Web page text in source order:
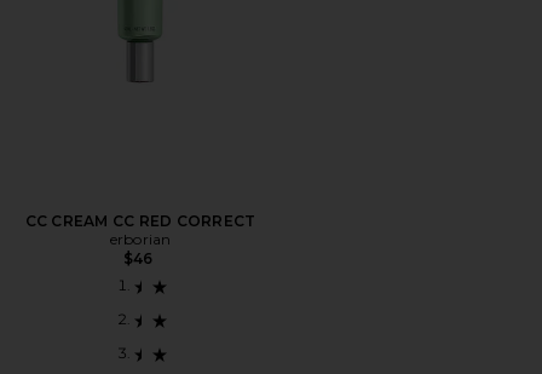
CC CREAM CC RED CORRECT
erborian
$46